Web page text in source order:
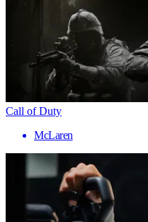
Call of Duty
McLaren